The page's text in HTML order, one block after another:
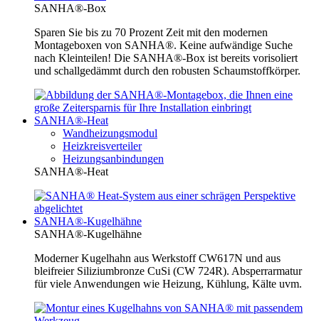
SANHA®-Box
Sparen Sie bis zu 70 Prozent Zeit mit den modernen
Montageboxen von SANHA®. Keine aufwändige Suche
nach Kleinteilen! Die SANHA®-Box ist bereits vorisoliert
und schallgedämmt durch den robusten Schaumstoffkörper.
SANHA®-Heat
Wandheizungsmodul
Heizkreisverteiler
Heizungsanbindungen
SANHA®-Heat
SANHA®-Kugelhähne
SANHA®-Kugelhähne
Moderner Kugelhahn aus Werkstoff CW617N und aus
bleifreier Siliziumbronze CuSi (CW 724R). Absperrarmatur
für viele Anwendungen wie Heizung, Kühlung, Kälte uvm.